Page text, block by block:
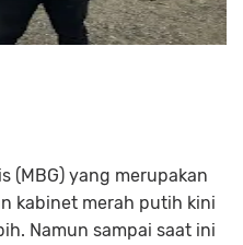
(MBG) yang merupakan
kabinet merah putih kini
Namun sampai saat ini